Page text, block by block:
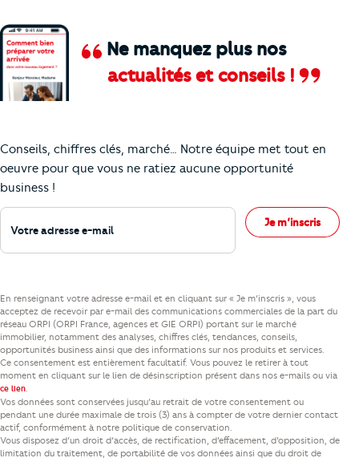
Ne manquez plus nos
actualités et conseils !
Conseils, chiffres clés, marché… Notre équipe met tout en
oeuvre pour que vous ne ratiez aucune opportunité
business !
Votre adresse e-mail
Je m’inscris
En renseignant votre adresse e-mail et en cliquant sur « Je m’inscris », vous
acceptez de recevoir par e-mail des communications commerciales de la part du
réseau ORPI (ORPI France, agences et GIE ORPI) portant sur le marché
immobilier, notamment des analyses, chiffres clés, tendances, conseils,
opportunités business ainsi que des informations sur nos produits et services.
Ce consentement est entièrement facultatif. Vous pouvez le retirer à tout
moment en cliquant sur le lien de désinscription présent dans nos e-mails ou via
ce lien.
Vos données sont conservées jusqu’au retrait de votre consentement ou
pendant une durée maximale de trois (3) ans à compter de votre dernier contact
actif, conformément à notre politique de conservation.
Vous disposez d’un droit d’accès, de rectification, d’effacement, d’opposition, de
limitation du traitement, de portabilité de vos données ainsi que du droit de